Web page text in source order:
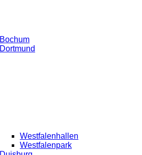
Bochum
Dortmund
Westfalenhallen
Westfalenpark